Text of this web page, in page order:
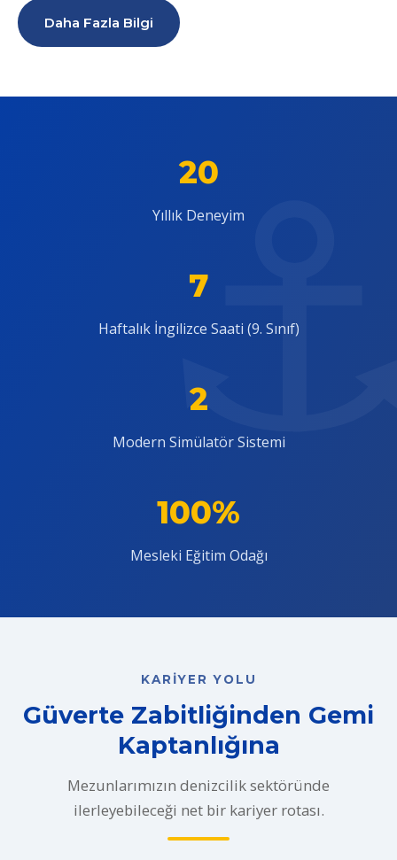
Daha Fazla Bilgi
20
Yıllık Deneyim
7
Haftalık İngilizce Saati (9. Sınıf)
2
Modern Simülatör Sistemi
100%
Mesleki Eğitim Odağı
KARIYER YOLU
Güverte Zabitliğinden Gemi
Kaptanlığına
Mezunlarımızın denizcilik sektöründe
ilerleyebileceği net bir kariyer rotası.